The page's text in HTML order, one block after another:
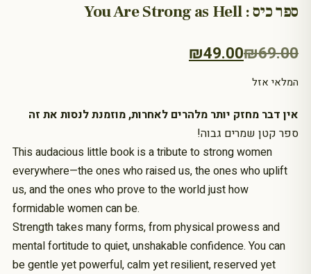
ספר כיס : You Are Strong as Hell
₪69.00
המחיר
המקורי
₪69.00.
₪49.00 המחיר
הנוכחי
₪49.00.
אין דבר מחזק יותר מלהרים לאחרות, מוזמנת לנסות את זה
!ספר קטן שמרים גבוה
This audacious little book is a tribute to strong women
everywhere—the ones who raised us, the ones who uplift
us, and the ones who prove to the world just how
formidable women can be.
Strength takes many forms, from physical prowess and
mental fortitude to quiet, unshakable confidence. You can
be gentle yet powerful, calm yet resilient, reserved yet
המלאי אזל